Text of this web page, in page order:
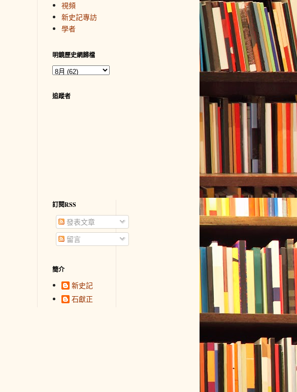
視頻
新史記專訪
學者
明鏡歷史網歸檔
追蹤者
訂閱RSS
發表文章
留言
簡介
新史記
石獻正